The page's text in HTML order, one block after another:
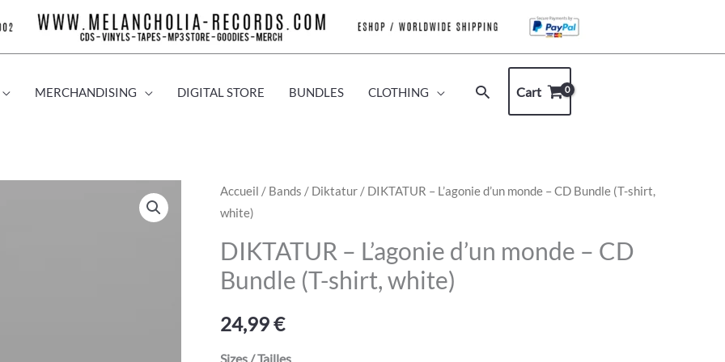
MERCHANDISING DIGITAL STORE BUNDLES CLOTHING Rechercher
Cart
Accueil / Bands / Diktatur / DIKTATUR – L’agonie d’un monde – CD Bundle (T-shirt,
white)
DIKTATUR – L’agonie d’un monde – CD
Bundle (T-shirt, white)
24,99€
Sizes / Tailles
quantité
de
-
L'agonie
monde
-